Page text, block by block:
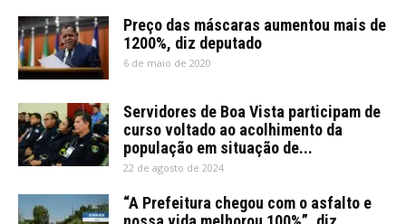
Preço das máscaras aumentou mais de
1200%, diz deputado
6 de maio de 2020
Servidores de Boa Vista participam de
curso voltado ao acolhimento da
população em situação de...
22 de agosto de 2024
“A Prefeitura chegou com o asfalto e